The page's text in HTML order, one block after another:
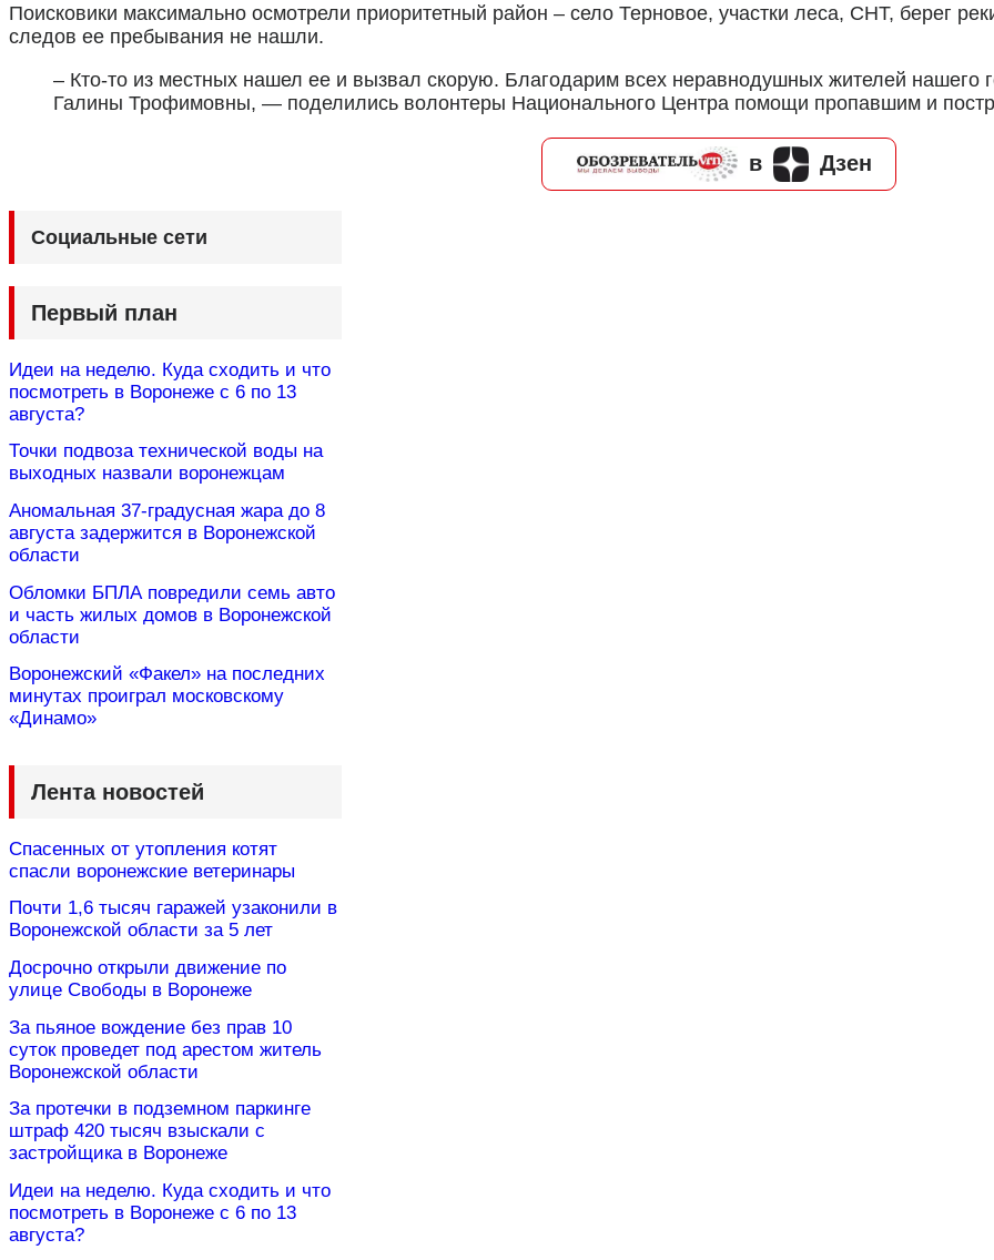
Поисковики максимально осмотрели приоритетный район – село Терновое, участки леса, СНТ, берег
следов ее пребывания не нашли.
– Кто-то из местных нашел ее и вызвал скорую. Благодарим всех неравнодушных жителей нашего
Галины Трофимовны, — поделились волонтеры Национального Центра помощи пропавшим и
в Дзен
Социальные сети
Первый план
Идеи на неделю. Куда сходить и что
посмотреть в Воронеже с 6 по 13
августа?
Точки подвоза технической воды на
выходных назвали воронежцам
Аномальная 37-градусная жара до 8
августа задержится в Воронежской
области
Обломки БПЛА повредили семь авто
и часть жилых домов в Воронежской
области
Воронежский «Факел» на последних
минутах проиграл московскому
«Динамо»
Лента новостей
Спасенных от утопления котят
спасли воронежские ветеринары
Почти 1,6 тысяч гаражей узаконили в
Воронежской области за 5 лет
Досрочно открыли движение по
улице Свободы в Воронеже
За пьяное вождение без прав 10
суток проведет под арестом житель
Воронежской области
За протечки в подземном паркинге
штраф 420 тысяч взыскали с
застройщика в Воронеже
Идеи на неделю. Куда сходить и что
посмотреть в Воронеже с 6 по 13
августа?